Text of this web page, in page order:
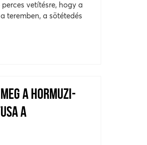
vetítésre, hogy a
teremben, a sötétedés
A HORMUZI-
A